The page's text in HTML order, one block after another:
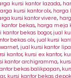
kursi kantor lazada,
kursi kantor olx, harga
kursi kantor vivere,
bekas, harga meja
kantor bekas bogor, jual
bekas olx, jual kursi
, jual kursi kantor
kantor, kursi ex kantor,
kantor archigramma,
bekas balikpapan,
, kursi kantor bekas